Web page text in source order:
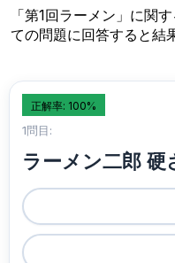
「第1回ラーメン」に関
ての問題に回答すると結
正解率: 100%
1問目:
ラーメン二郎 硬